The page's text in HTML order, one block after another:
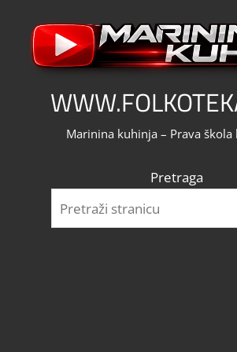
content
Marinina kuhinja – Prava
Pretraga